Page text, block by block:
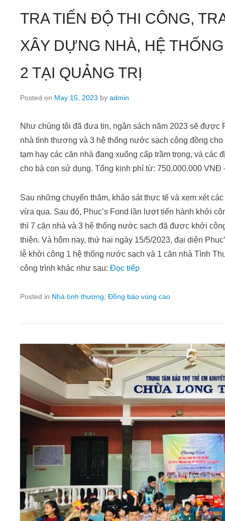
TRA TIẾN ĐỘ THI CÔNG,
XÂY DỰNG NHÀ, HỆ
2 TẠI QUẢNG TRỊ
Posted on May 15, 2023 by admin
Như chúng tôi đã đưa tin, ngân sách năm 2023 sẽ được
nhà tình thương và 3 hệ thống nước sạch cộng đồng
tạm hay các căn nhà đang xuống cấp trầm trọng, và
cho bà con sử dụng. Tổng kinh phí từ: 750.000.000 VNĐ
Sau những chuyến thăm, khảo sát thực tế và xem xét
vừa qua. Sau đó, Phuc’s Fond lần lượt tiến hành khởi
thì 7 căn nhà và 3 hệ thống nước sạch đã được khởi
thiện. Và hôm nay, thứ hai ngày 15/5/2023, đại diện
lễ khởi công 1 hệ thống nước sạch và 1 căn nhà Tình
công trình khác như sau: Đọc tiếp
Posted in Nhà tình thương Đồng bào vùng cao